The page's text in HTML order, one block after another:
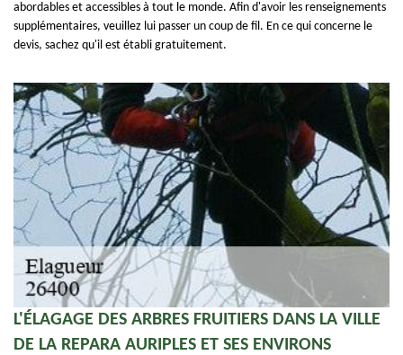
abordables et accessibles à tout le monde. Afin d'avoir les renseignements
supplémentaires, veuillez lui passer un coup de fil. En ce qui concerne le
devis, sachez qu'il est établi gratuitement.
L'ÉLAGAGE DES ARBRES FRUITIERS DANS LA VILLE
DE LA REPARA AURIPLES ET SES ENVIRONS